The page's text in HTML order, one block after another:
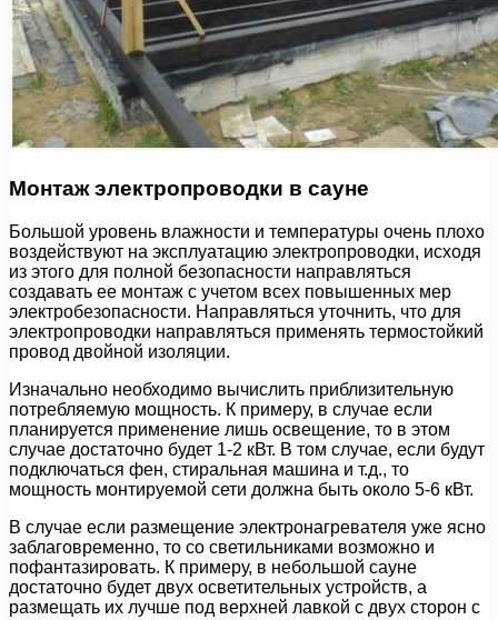
Монтаж электропроводки в сауне
Большой уровень влажности и температуры очень плохо
воздействуют на эксплуатацию электропроводки, исходя
из этого для полной безопасности направляться
создавать ее монтаж с учетом всех повышенных мер
электробезопасности. Направляться уточнить, что для
электропроводки направляться применять термостойкий
провод двойной изоляции.
Изначально необходимо вычислить приблизительную
потребляемую мощность. К примеру, в случае если
планируется применение лишь освещение, то в этом
случае достаточно будет 1-2 кВт. В том случае, если будут
подключаться фен, стиральная машина и т.д., то
мощность монтируемой сети должна быть около 5-6 кВт.
В случае если размещение электронагревателя уже ясно
заблаговременно, то со светильниками возможно и
пофантазировать. К примеру, в небольшой сауне
достаточно будет двух осветительных устройств, а
размещать их лучше под верхней лавкой с двух сторон с